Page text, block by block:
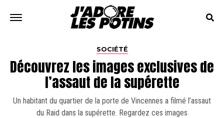
SOCIÉTÉ
Découvrez les images exclusives de
l’assaut de la supérette
Un habitant du quartier de la porte de Vincennes a filmé l’assaut
du Raid dans la supérette. Regardez ces images